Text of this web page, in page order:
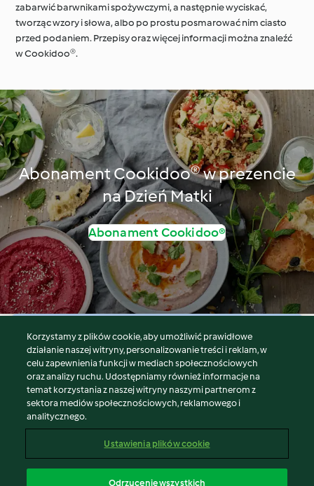
zabarwić barwnikami spożywczymi, a następnie wyciskać,
tworząc wzory i słowa, albo po prostu posmarować nim ciasto
przed podaniem. Przepisy oraz więcej informacji można znaleźć
w Cookidoo®.
Abonament Cookidoo® w prezencie
na Dzień Matki
Abonament Cookidoo®
© Copyright 2026
Warunki korzystania
Polityka prywatności
Disclaimer
Znak wydawcy
Zgłoś treść
Korzystamy z plików cookie, aby umożliwić prawidłowe
działanie naszej witryny, personalizowanie treści i reklam, w
celu zapewnienia funkcji w mediach społecznościowych
oraz analizy ruchu. Udostępniamy również informacje na
temat korzystania z naszej witryny naszymi partnerom z
sektora mediów społecznościowych, reklamowego i
analitycznego.
Ustawienia plików cookie
Odrzucenie wszystkich